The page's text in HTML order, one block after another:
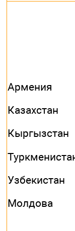
Армения
Казахстан
Кыргызстан
Узбекистан
Молдова